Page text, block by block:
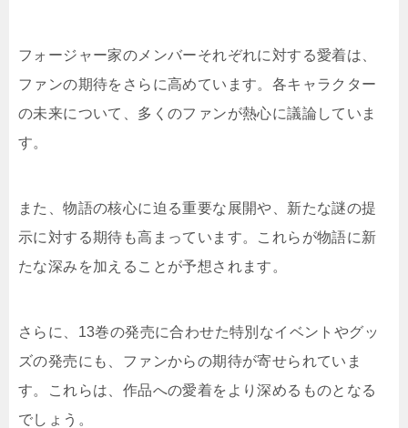
フォージャー家のメンバーそれぞれに対する愛着は、
ファンの期待をさらに高めています。各キャラクター
の未来について、多くのファンが熱心に議論していま
す。
また、物語の核心に迫る重要な展開や、新たな謎の提
示に対する期待も高まっています。これらが物語に新
たな深みを加えることが予想されます。
さらに、13巻の発売に合わせた特別なイベントやグッ
ズの発売にも、ファンからの期待が寄せられていま
す。これらは、作品への愛着をより深めるものとなる
でしょう。